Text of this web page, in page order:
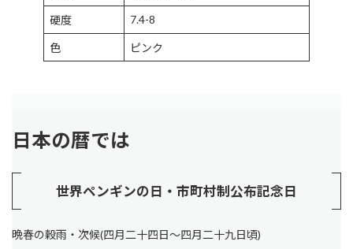
硬度 7.4-8
色 ピンク
日本の暦では
世界ペンギンの日・市町村制公布記念日
晩春の穀雨・次候(四月二十四日～四月二十九日頃)